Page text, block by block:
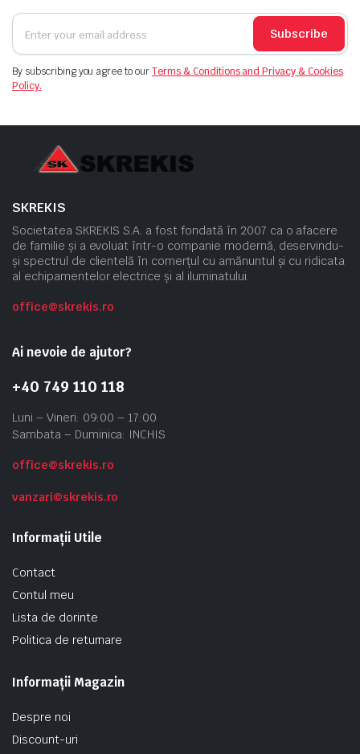
Subscribe
By subscribing you agree to ourTerms & Conditions and Privacy & Cookies
Policy.
SKREKIS
Societatea SKREKIS S.A. a fost fondată în 2007 ca o afacere
de familie și a evoluat într-o companie modernă, deservindu-
și spectrul de clientelă în comerțul cu amănuntul și cu ridicata
al echipamentelor electrice și al iluminatului.
office@skrekis.ro
Ai nevoie de ajutor?
+40 749 110 118
Luni – Vineri: 09:00 – 17:00
Sambata – Duminica: INCHIS
office@skrekis.ro
vanzari@skrekis.ro
Informații Utile
Contact
Contul meu
Lista de dorinte
Politica de returnare
Informații Magazin
Despre noi
Discount-uri